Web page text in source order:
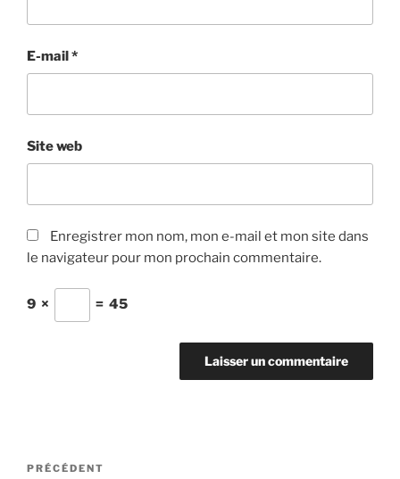
E-mail*
Site web
Enregistrer mon nom, mon e-mail et mon site dans
le navigateur pour mon prochain commentaire.
9 × = 45
Navigation
Article
PRÉCÉDENT